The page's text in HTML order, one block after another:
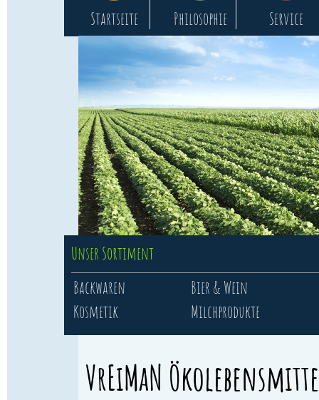
Startseite Philosophie Service
Unser Sortiment
Backwaren
Bier & Wein
Kosmetik
Milchprodukte
VrEiMaN